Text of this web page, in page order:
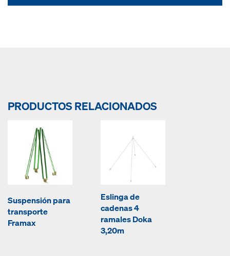
PRODUCTOS RELACIONADOS
Suspensión para
transporte
Framax
Eslinga de
cadenas 4
ramales Doka
3,20m